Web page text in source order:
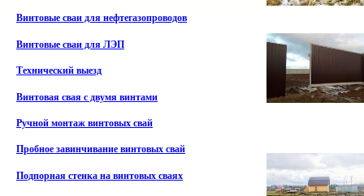
Винтовые сваи для нефтегазопроводов
Винтовые сваи для ЛЭП
Технический выезд
Винтовая свая с двумя винтами
Ручной монтаж винтовых свай
Пробное завинчивание винтовых свай
Подпорная стенка на винтовых сваях